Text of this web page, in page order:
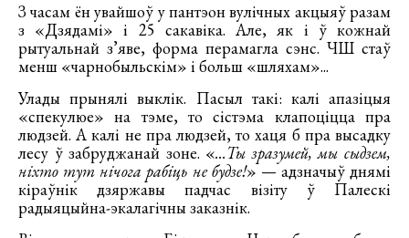
З часам ён увайшоў у пантэон вулічных акцыяў разам
з «Дзядамі» і 25 сакавіка. Але, як і ў кожнай
рытуальнай з’яве, форма перамагла сэнс. ЧШ стаў
менш «чарнобыльскім» і больш «шляхам»...
Улады прынялі выклік. Пасыл такі: калі апазіцыя
«спекулюе» на тэме, то сістэма клапоціцца пра
людзей. А калі не пра людзей, то хаця б пра высадку
лесу ў забруджанай зоне. «...Ты зразумей, мы сыдзем,
ніхто тут нічога рабіць не будзе!» — адзначыў днямі
кіраўнік дзяржавы падчас візіту ў Палескі
радыяцыйна-экалагічны заказнік.